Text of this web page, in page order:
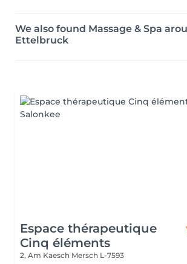
We also found Massage & Spa
Ettelbruck
Espace thérapeutique
Cinq éléments
2, Am Kaesch Mersch L-7593